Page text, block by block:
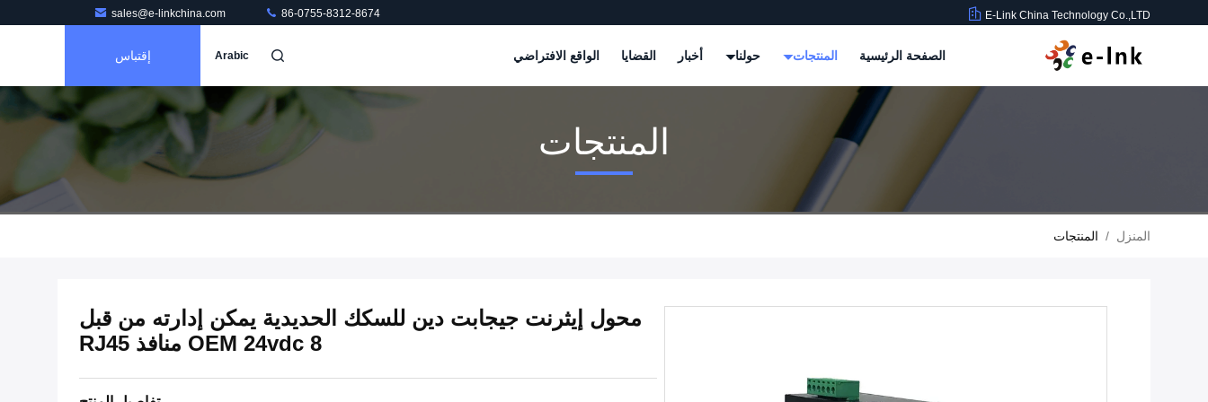
E-Link China Technology Co.,LTD
sales@e-linkchina.com 86-0755-8312-8674
الصفحة الرئيسية المنتجات حولنا أخبار القضايا الواقع الافتراضي Arabic إقتباس
المنتجات
المنزل / المنتجات
محول إيثرنت جيجابت دين للسكك الحديدية يمكن إدارته من قبل
OEM 24vdc 8 منافذ RJ45